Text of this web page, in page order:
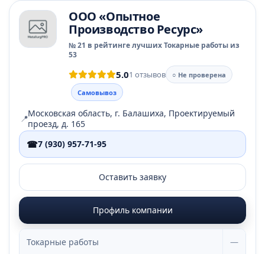
ООО «Опытное
Производство Ресурс»
№ 21 в рейтинге лучших Токарные работы из
53
5.01 отзывов
○ Не проверена
Самовывоз
📍Московская область, г. Балашиха, Проектируемый
проезд, д. 165
☎7 (930) 957-71-95
Оставить заявку
Профиль компании
Токарные работы —